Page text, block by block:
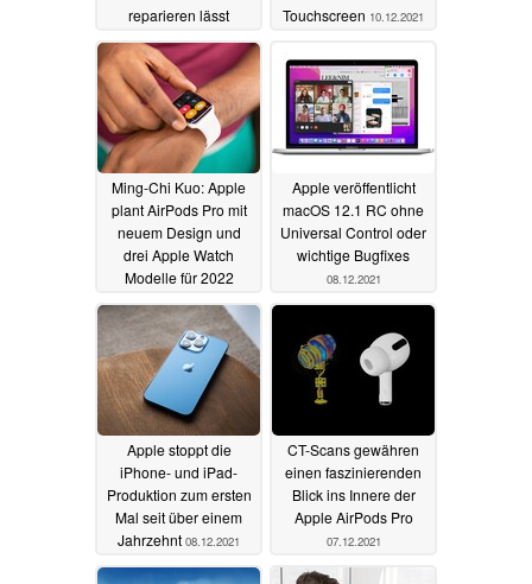
reparieren lässt
14.12.2021
Touchscreen 10.12.2021
Ming-Chi Kuo: Apple
plant AirPods Pro mit
neuem Design und
drei Apple Watch
Modelle für 2022
08.12.2021
Apple veröffentlicht
macOS 12.1 RC ohne
Universal Control oder
wichtige Bugfixes
08.12.2021
Apple stoppt die
iPhone- und iPad-
Produktion zum ersten
Mal seit über einem
Jahrzehnt 08.12.2021
CT-Scans gewähren
einen faszinierenden
Blick ins Innere der
Apple AirPods Pro
07.12.2021